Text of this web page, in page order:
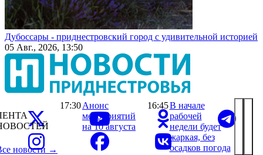
Дубоссары - приднестровский город с удивительной историей
05 Авг., 2026, 13:50
новости →
17:30Анонс
мероприятий
на 10 августа
16:45В начале
рабочей
недели будет
жаркая, без
осадков погода